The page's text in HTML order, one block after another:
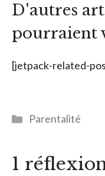
D'autres
pourraient
[jetpack-related-
Catégories
Parentalité
1